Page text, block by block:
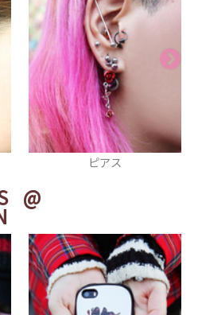
ブーツ
@